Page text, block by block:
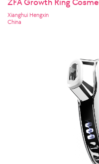
Xianghui Hengxin
China